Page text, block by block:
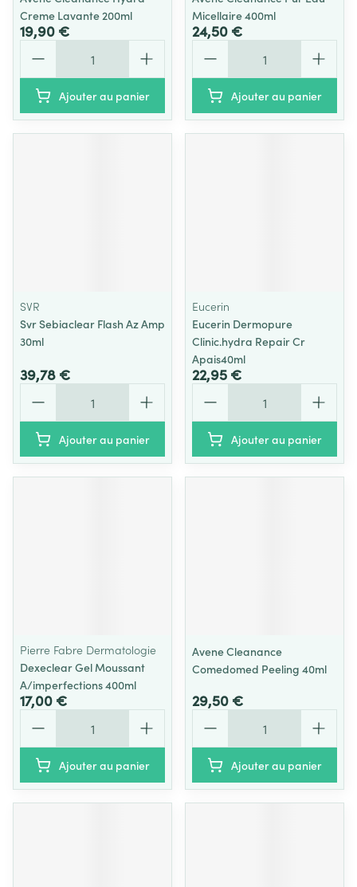
Creme Lavante 200ml
19,90 €
Ajouter au panier
Micellaire 400ml
24,50 €
Ajouter au panier
SVR
Svr Sebiaclear Flash Az Amp
30ml
39,78 €
Ajouter au panier
Eucerin
Eucerin Dermopure
Clinic.hydra Repair Cr
Apais40ml
22,95 €
Ajouter au panier
Pierre Fabre Dermatologie
Dexeclear Gel Moussant
A/imperfections 400ml
17,00 €
Ajouter au panier
Avene Cleanance
Comedomed Peeling 40ml
29,50 €
Ajouter au panier